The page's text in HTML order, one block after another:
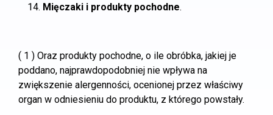
Mięczaki i produkty pochodne.
( 1 ) Oraz produkty pochodne, o ile obróbka, jakiej je
poddano, najprawdopodobniej nie wpływa na
zwiększenie alergenności, ocenionej przez właściwy
organ w odniesieniu do produktu, z którego powstały.